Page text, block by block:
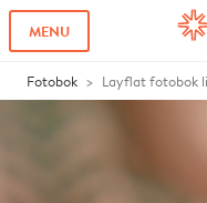
MENU
Fotobok Layflat fotobok